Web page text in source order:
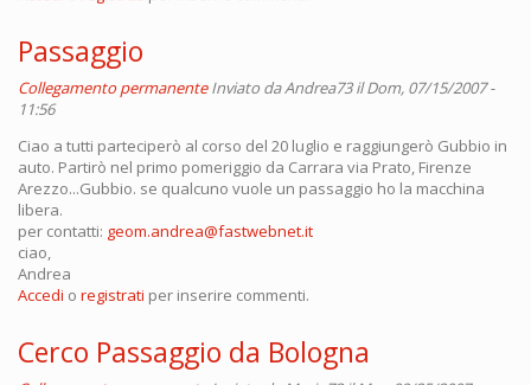
Passaggio
Collegamento permanente Inviato daAndrea73il Dom, 07/15/2007 -
11:56
Ciao a tutti parteciperò al corso del 20 luglio e raggiungerò Gubbio in
auto. Partirò nel primo pomeriggio da Carrara via Prato, Firenze
Arezzo...Gubbio. se qualcuno vuole un passaggio ho la macchina
libera.
per contatti: geom.andrea@fastwebnet.it
ciao,
Andrea
Accedi o registrati per inserire commenti.
Cerco Passaggio da Bologna